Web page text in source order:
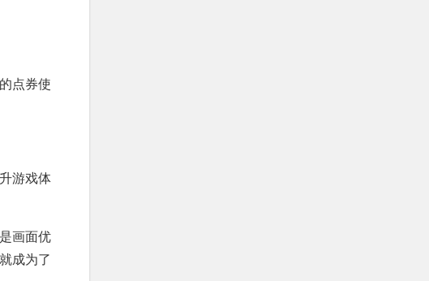
点券使
游戏体
画面优
成为了